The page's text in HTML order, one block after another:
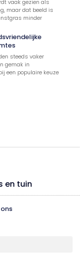
vaak gezien als
maar dat beeld is
minder
steeds vaker
gemak in
een populaire keuze
en tuin